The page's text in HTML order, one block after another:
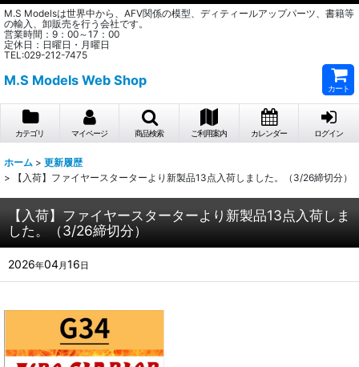
M.S Modelsは世界中から、AFV関係の模型、ディティールアップパーツ、書籍等
の輸入、卸販売を行う会社です。
営業時間：9：00～17：00
定休日：日曜日・月曜日
TEL:029-212-7475
M.S Models Web Shop
カート
カテゴリ マイページ 商品検索 ご利用案内 カレンダー ログイン
ホーム > 更新履歴
>
【入荷】ファイヤースターターより新製品13点入荷しました。（3/26締切分）
【入荷】ファイヤースターターより新製品13点入荷しま
した。（3/26締切分）
2026年04月16日